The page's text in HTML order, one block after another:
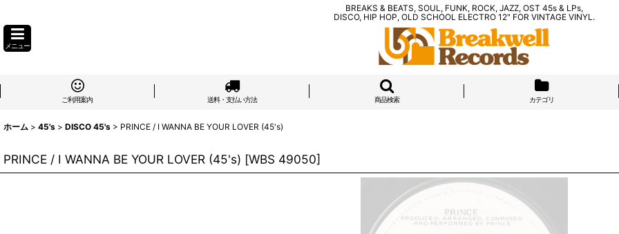
BREAKS & BEATS, SOUL, FUNK, ROCK, JAZZ, OST 45s & LPs,
DISCO, HIP HOP, OLD SCHOOL ELECTRO 12" FOR VINTAGE VINYL.
メニュー
ご利用案内 送料・支払い方法 商品検索 カテゴリ
ホーム > 45's > DISCO 45's > PRINCE / I WANNA BE YOUR LOVER (45's)
PRINCE / I WANNA BE YOUR LOVER (45's) [WBS 49050]